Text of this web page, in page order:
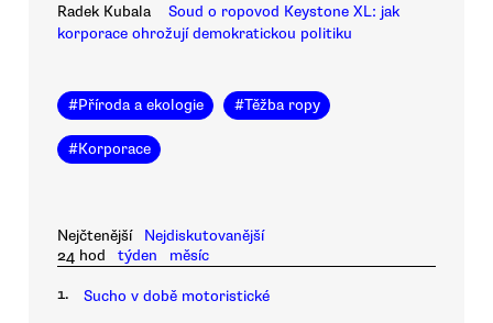
Radek Kubala
Soud o ropovod Keystone XL: jak
korporace ohrožují demokratickou politiku
#Příroda a ekologie #Těžba ropy
#Korporace
Nejčtenější
Nejdiskutovanější
24 hod
týden měsíc
1. Sucho v době motoristické